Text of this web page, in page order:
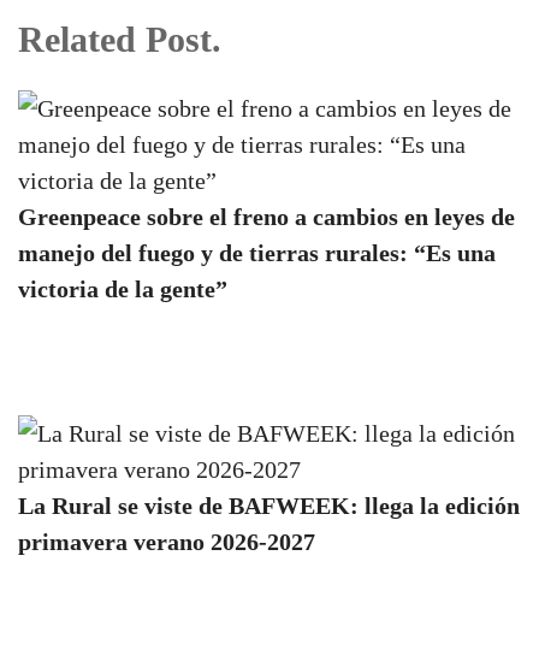
Related Post.
Greenpeace sobre el freno a cambios en leyes de
manejo del fuego y de tierras rurales: “Es una
victoria de la gente”
La Rural se viste de BAFWEEK: llega la edición
primavera verano 2026-2027